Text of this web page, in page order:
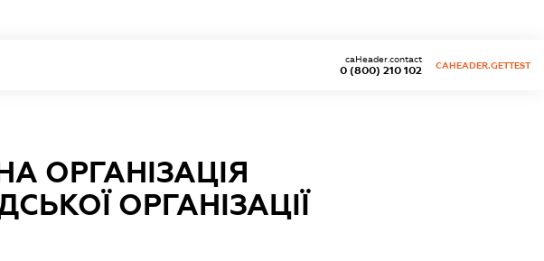
0 (800) 210 102
caHeader.contact
CAHEADER.GETTEST
ОРГАНІЗАЦІЯ
ОРГАНІЗАЦІЇ